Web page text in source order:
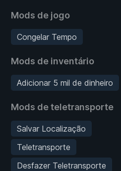
Mods de jogo
Congelar Tempo
Mods de inventário
Adicionar 5 mil de dinheiro
Mods de teletransporte
Salvar Localização
Teletransporte
Desfazer Teletransporte